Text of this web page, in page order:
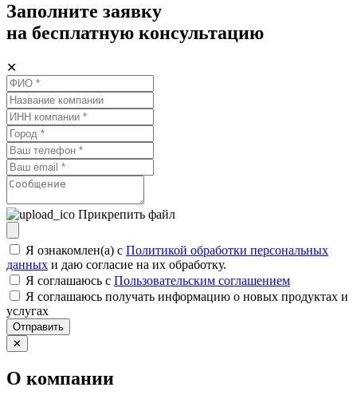
Заполните заявку
на бесплатную консультацию
✕
Прикрепить файл
Я ознакомлен(а) с Политикой обработки персональных
данных и даю согласие на их обработку.
Я соглашаюсь c Пользовательским соглашением
Я соглашаюсь получать информацию о новых продуктах и
услугах
Отправить
✕
О компании